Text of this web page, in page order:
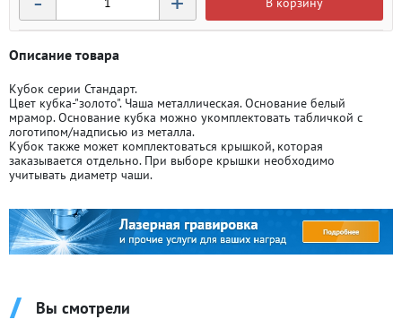
Описание товара
Кубок серии Стандарт.
Цвет кубка-"золото". Чаша металлическая. Основание белый
мрамор. Основание кубка можно укомплектовать табличкой с
логотипом/надписью из металла.
Кубок также может комплектоваться крышкой, которая
заказывается отдельно. При выборе крышки необходимо
учитывать диаметр чаши.
Вы смотрели